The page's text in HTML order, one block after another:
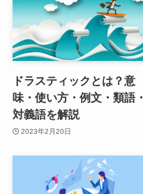
ドラスティックとは？意
味・使い方・例文・類語・
対義語を解説
2023年2月20日